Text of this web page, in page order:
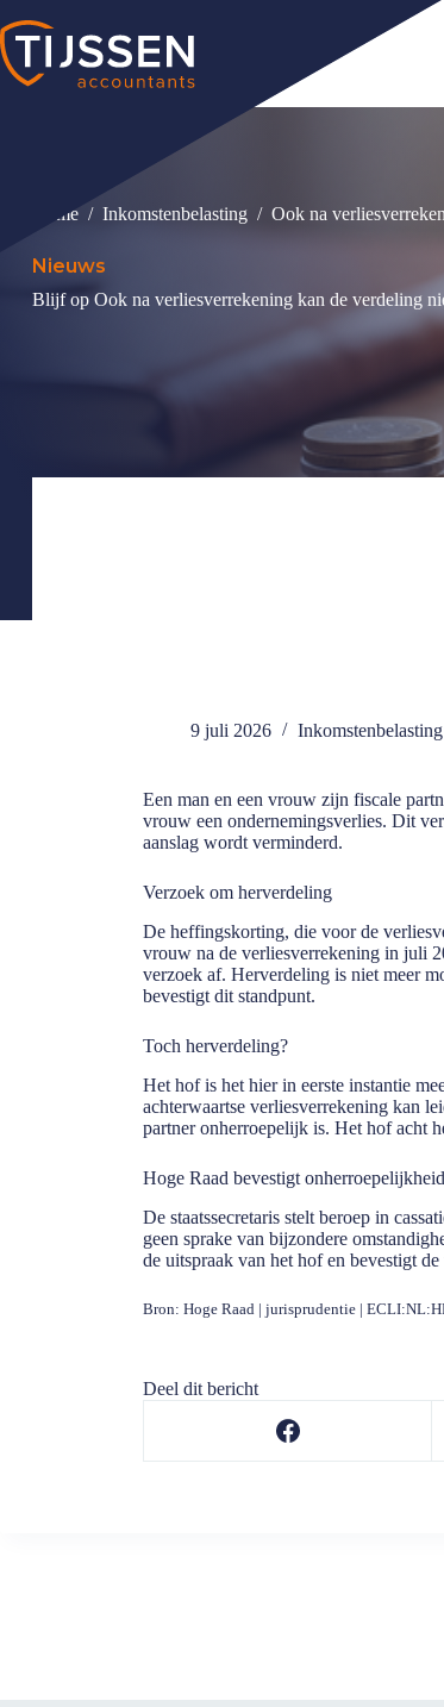
naar
de
inhoud
Home / Inkomstenbelasting / Ook na
Nieuws
Blijf op Ook na verliesverrekening kan de verdeling
9 juli 2026 Inkomstenbelasting
Een man en een vrouw zijn fiscale
vrouw een ondernemingsverlies. Dit
aanslag wordt verminderd.
Verzoek om herverdeling
De heffingskorting, die voor de
vrouw na de verliesverrekening in juli
verzoek af. Herverdeling is niet meer
bevestigt dit standpunt.
Toch herverdeling?
Het hof is het hier in eerste instantie
achterwaartse verliesverrekening kan
partner onherroepelijk is. Het hof acht
Hoge Raad bevestigt onherroepelijkheid
De staatssecretaris stelt beroep in
geen sprake van bijzondere
de uitspraak van het hof en bevestigt
Bron: Hoge Raad | jurisprudentie |
Deel dit bericht